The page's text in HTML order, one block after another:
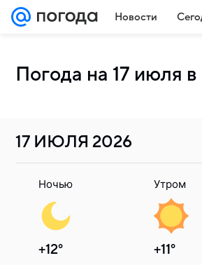
Новости
Погода на 17 июля
17 ИЮЛЯ 2026
Ночью
+12°
Утром
+11°